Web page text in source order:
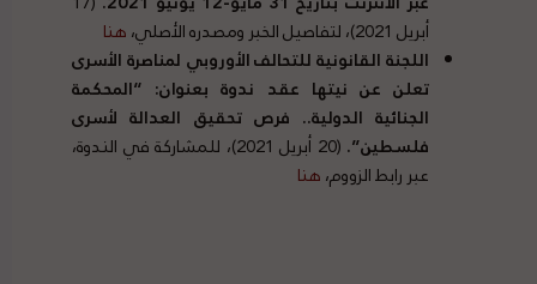
أبريل 2021)، لتفاصيل الخبر ومصدره الأصلي،
هنا
اللجنة القانونية للتحالف الأوروبي لمناصرة الأسرى
تعلن عن نيتها عقد ندوة بعنوان: “المحكمة
الجنائية الدولية.. فرص تحقيق العدالة لأسرى
فلسطين”.
(20 أبريل 2021)، للمشاركة في الندوة،
عبر رابط الزووم،هنا